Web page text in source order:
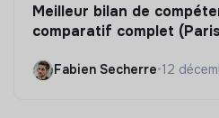
Meilleur bilan de
comparatif complet
Fabien Secherre•12